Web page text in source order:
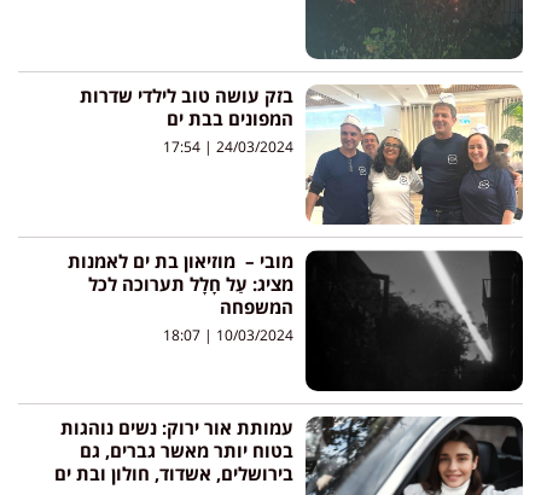
בזק עושה טוב לילדי שדרות
המפונים בבת ים
24/03/2024
מובי – מוזיאון בת ים לאמנות
מציג: עַל חָלָל תערוכה לכל
המשפחה
10/03/2024
עמותת אור ירוק: נשים נוהגות
בטוח יותר מאשר גברים, גם
בירושלים, אשדוד, חולון ובת ים